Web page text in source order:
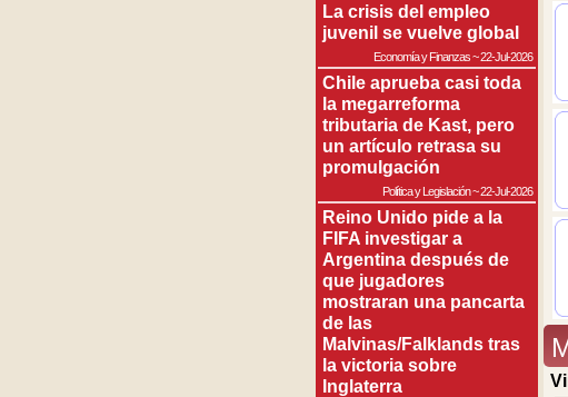
La crisis del empleo
juvenil se vuelve global
Economía y Finanzas~22-Jul-2026
Chile aprueba casi toda
la megarreforma
tributaria de Kast, pero
un artículo retrasa su
promulgación
Política y Legislación~22-Jul-2026
Reino Unido pide a la
FIFA investigar a
Argentina después de
que jugadores
mostraran una pancarta
de las
Malvinas/Falklands tras
la victoria sobre
Inglaterra